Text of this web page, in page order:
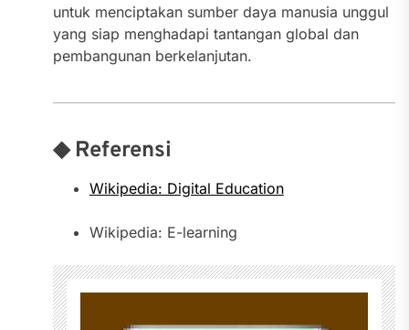
untuk menciptakan sumber daya manusia unggul
yang siap menghadapi tantangan global dan
pembangunan berkelanjutan.
◆ Referensi
Wikipedia: Digital Education
Wikipedia: E-learning